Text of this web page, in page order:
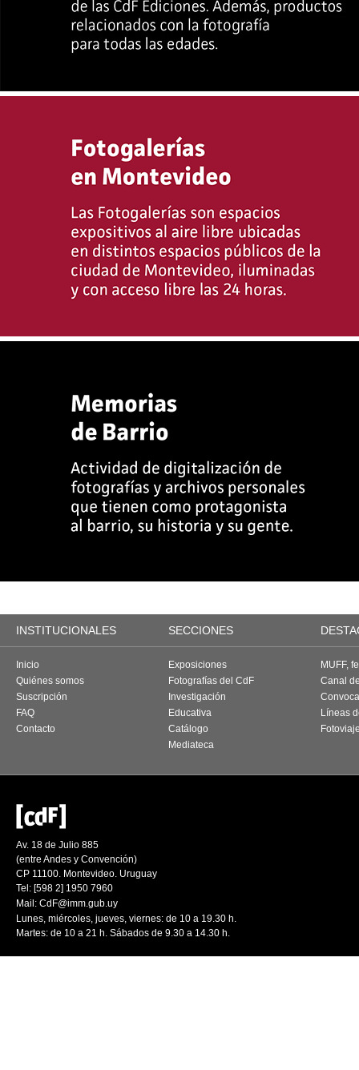
INSTITUCIONALES SECCIONES
Inicio
Quiénes somos
Suscripción
FAQ
Contacto
Exposiciones
Fotografías del CdF
Investigación
Educativa
Catálogo
Mediateca
MUFF,
Canal
Líneas
Av. 18 de Julio 885
(entre Andes y Convención)
CP 11100. Montevideo. Uruguay
Tel: [598 2] 1950 7960
Mail: CdF@imm.gub.uy
Lunes, miércoles, jueves, viernes: de 10 a 19.30 h.
Martes: de 10 a 21 h. Sábados de 9.30 a 14.30 h.